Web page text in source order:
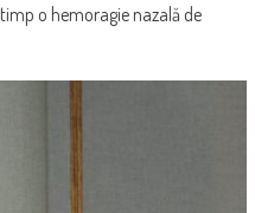
o hemoragie nazală de